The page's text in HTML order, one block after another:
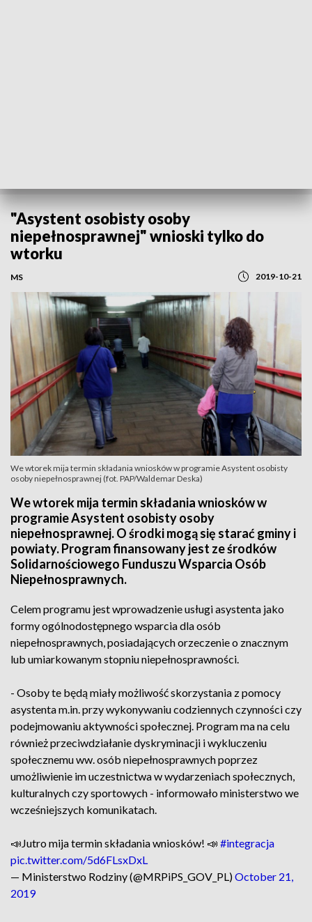
"Asystent osobisty osoby
niepełnosprawnej" wnioski tylko do
wtorku
MS 2019-10-21
We wtorek mija termin składania wniosków w programie Asystent osobisty
osoby niepełnosprawnej (fot. PAP/Waldemar Deska)
We wtorek mija termin składania wniosków w
programie Asystent osobisty osoby
niepełnosprawnej. O środki mogą się starać gminy i
powiaty. Program finansowany jest ze środków
Solidarnościowego Funduszu Wsparcia Osób
Niepełnosprawnych.
Celem programu jest wprowadzenie usługi asystenta jako
formy ogólnodostępnego wsparcia dla osób
niepełnosprawnych, posiadających orzeczenie o znacznym
lub umiarkowanym stopniu niepełnosprawności.
- Osoby te będą miały możliwość skorzystania z pomocy
asystenta m.in. przy wykonywaniu codziennych czynności czy
podejmowaniu aktywności społecznej. Program ma na celu
również przeciwdziałanie dyskryminacji i wykluczeniu
społecznemu ww. osób niepełnosprawnych poprzez
umożliwienie im uczestnictwa w wydarzeniach społecznych,
kulturalnych czy sportowych - informowało ministerstwo we
wcześniejszych komunikatach.
📣Jutro mija termin składania wniosków! 📣 #integracja
pic.twitter.com/5d6FLsxDxL
— Ministerstwo Rodziny (@MRPiPS_GOV_PL)October 21,
2019